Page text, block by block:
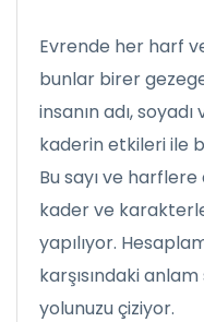
Evrende her harf
bunlar birer
insanın adı,
kaderin etkileri ile
Bu sayı ve
kader ve
yapılıyor.
karşısındaki
yolunuzu çiziyor.